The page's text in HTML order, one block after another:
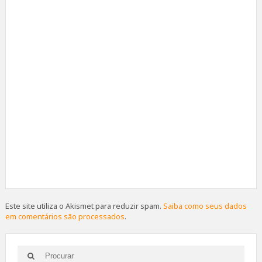
Este site utiliza o Akismet para reduzir spam. Saiba como seus dados
em comentários são processados.
Search Search